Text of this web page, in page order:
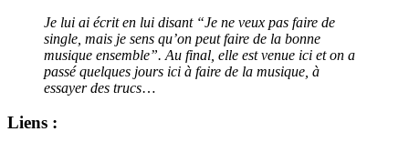
Je lui ai écrit en lui disant “Je ne veux pas faire de
single, mais je sens qu’on peut faire de la bonne
musique ensemble”. Au final, elle est venue ici et on a
passé quelques jours ici à faire de la musique, à
essayer des trucs…
Liens :